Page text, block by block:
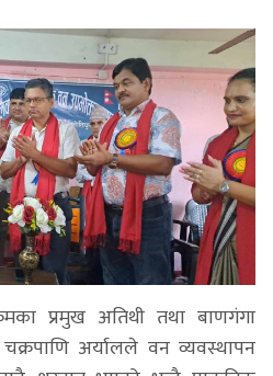
प्रमुख अतिथी तथा बाणगंगा
अर्यालले वन व्यवस्थापन